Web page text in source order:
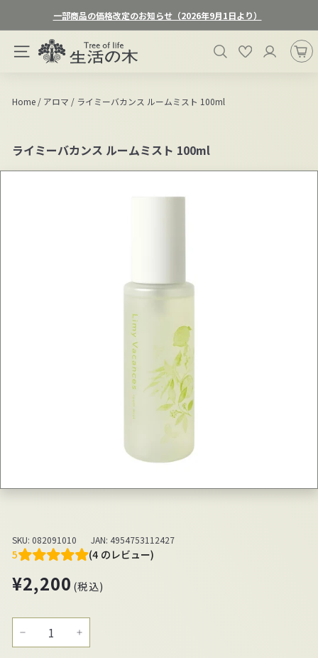
ス
ョ
一
止
一部商品の価格改定のお知らせ（2026年9月1日より）
サイトナビゲーション
生
活
木
ン
ラ
イ
検索 お気に入り
Home / アロマ / ライミーバカンス ルームミスト 100ml
ライミーバカンス ルームミスト 100ml
SKU: 082091010 JAN: 4954753112427
5
(4 のレビュー)
通
常
格
¥2,200 (税込)